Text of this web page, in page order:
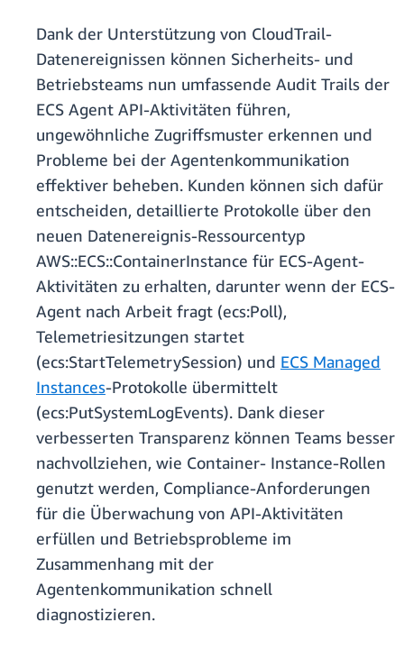
Dank der Unterstützung von CloudTrail-
Datenereignissen können Sicherheits- und
Betriebsteams nun umfassende Audit Trails der
ECS Agent API-Aktivitäten führen,
ungewöhnliche Zugriffsmuster erkennen und
Probleme bei der Agentenkommunikation
effektiver beheben. Kunden können sich dafür
entscheiden, detaillierte Protokolle über den
neuen Datenereignis-Ressourcentyp
AWS::ECS::ContainerInstance für ECS-Agent-
Aktivitäten zu erhalten, darunter wenn der ECS-
Agent nach Arbeit fragt (ecs:Poll),
Telemetriesitzungen startet
(ecs:StartTelemetrySession) und ECS Managed
Instances-Protokolle übermittelt
(ecs:PutSystemLogEvents). Dank dieser
verbesserten Transparenz können Teams besser
nachvollziehen, wie Container- Instance-Rollen
genutzt werden, Compliance-Anforderungen
für die Überwachung von API-Aktivitäten
erfüllen und Betriebsprobleme im
Zusammenhang mit der
Agentenkommunikation schnell
diagnostizieren.